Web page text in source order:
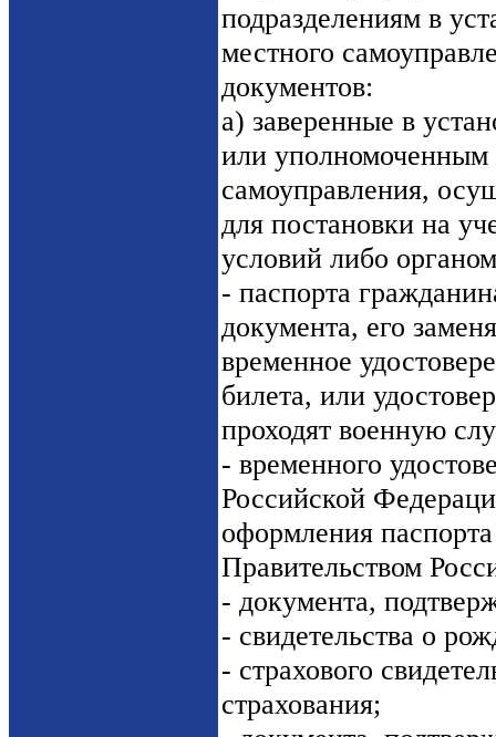
подразделениям в
местного
документов:
а) заверенные в
или уполномоченным
самоуправления,
для постановки на
условий либо
- паспорта
документа, его
временное
билета, или
проходят военную
- временного
Российской
оформления
Правительством
- документа,
- свидетельства о
- страхового
страхования;